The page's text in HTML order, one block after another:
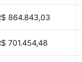
864.843,03
701.454,48